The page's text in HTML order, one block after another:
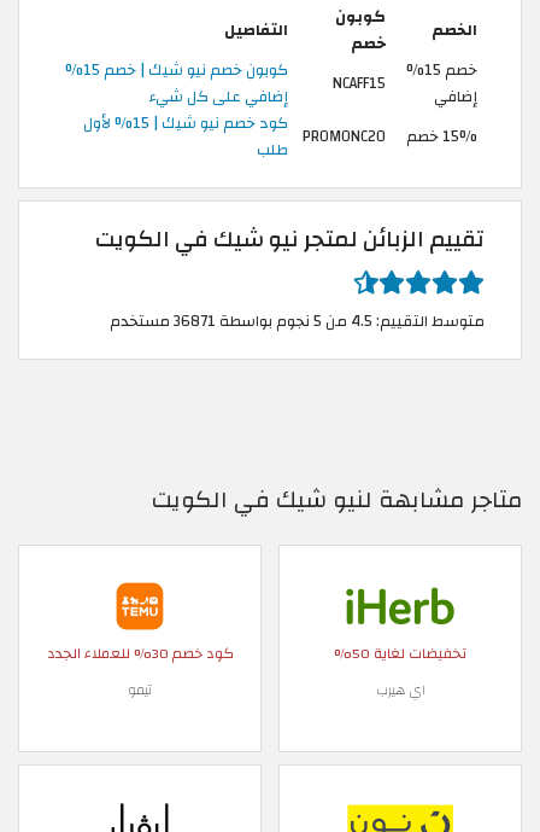
الخصم
كوبون
خصم
التفاصيل
خصم 15%
إضافي
NCAFF15
كوبون خصم نيو شيك | خصم 15%
إضافي على كل شيء
15% خصم
PROMONC20
كود خصم نيو شيك | 15% لأول
طلب
تقييم الزبائن لمتجر نيو شيك في الكويت
متوسط التقييم: 4.5 من 5 نجوم بواسطة 36871 مستخدم
متاجر مشابهة لنيو شيك في الكويت
تخفيضات لغاية 50%
اي هيرب
كود خصم 30% للعملاء الجدد
تيمو